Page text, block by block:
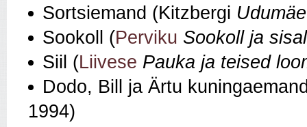
Sortsiemand (Kitzbergi
Sookoll (Perviku Sookoll ja
Siil (Liivese Pauka ja teised
Dodo, Bill ja Ärtu
1994)